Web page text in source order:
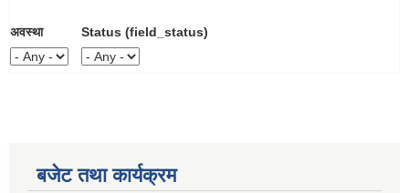
अवस्था Status (field_status)
बजेट तथा कार्यक्रम